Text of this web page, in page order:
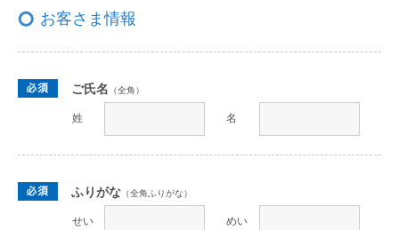
お客さま情報
ご氏名 （全角）
姓 名
ふりがな （全角ふりがな）
せい めい